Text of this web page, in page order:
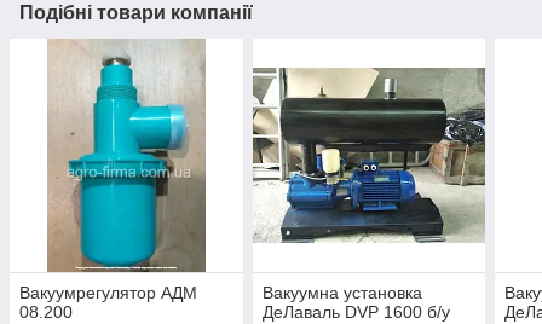
Подібні товари компанії
Вакуумрегулятор АДМ
08.200
Вакуумна установка
ДеЛаваль DVP 1600 б/у